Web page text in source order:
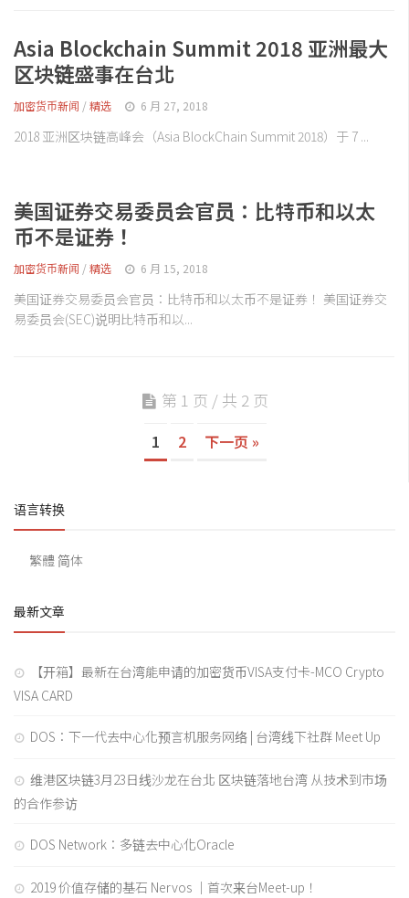
Asia Blockchain Summit 2018 亚洲最大
区块链盛事在台北
加密货币新闻 /精选 6 月 27, 2018
2018 亚洲区块链高峰会（Asia BlockChain Summit 2018）于 7 ...
美国证券交易委员会官员：比特币和以太
币不是证券！
加密货币新闻 /精选 6 月 15, 2018
美国证券交易委员会官员：比特币和以太币不是证券！ 美国证券交
易委员会(SEC)说明比特币和以...
第 1 页 / 共 2 页
1 2 下一页 »
语言转换
繁體 简体
最新文章
【开箱】最新在台湾能申请的加密货币VISA支付卡-MCO Crypto
VISA CARD
DOS：下一代去中心化预言机服务网络 | 台湾线下社群 Meet Up
维港区块链3月23日线沙龙在台北 区块链落地台湾 从技术到市场
的合作参访
DOS Network：多链去中心化Oracle
2019 价值存储的基石 Nervos ｜首次来台Meet-up！